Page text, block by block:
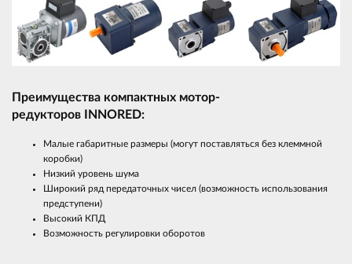
Преимущества компактных мотор-
редукторов
INNORED:
Малые габаритные размеры (могут поставляться без клеммной
коробки)
Низкий уровень шума
Широкий ряд передаточных чисел (возможность использования
предступени)
Высокий КПД
Возможность регулировки оборотов